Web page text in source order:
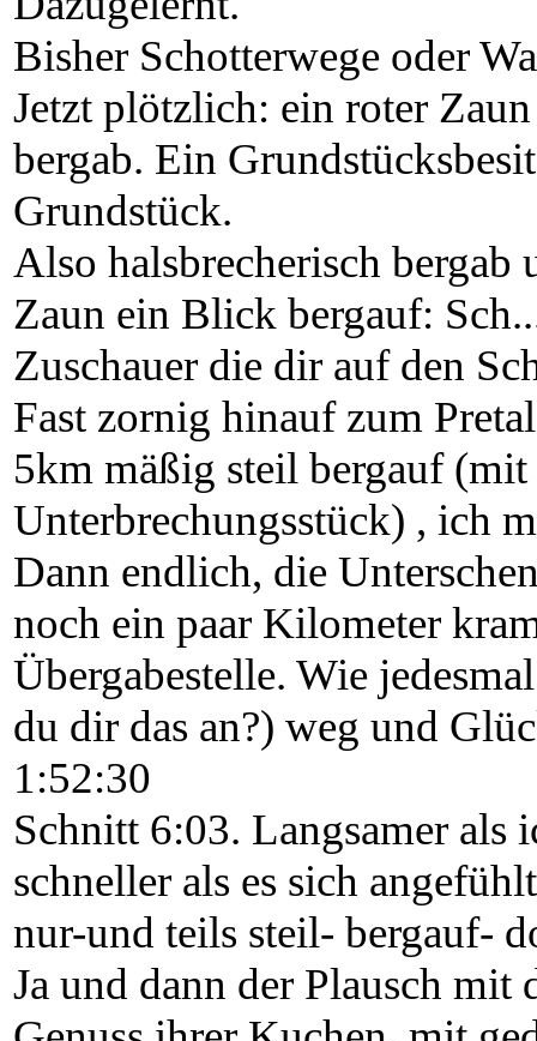
Bisher Schotterwege oder
Jetzt plötzlich: ein roter
bergab. Ein
Grundstück.
Also halsbrecherisch bergab
Zaun ein Blick bergauf:
Zuschauer die dir auf den
Fast zornig hinauf zum
5km mäßig steil bergauf
Unterbrechungsstück) , ich
Dann endlich, die
noch ein paar Kilometer
Übergabestelle. Wie
du dir das an?) weg und
1:52:30
Schnitt 6:03. Langsamer als
schneller als es sich
nur-und teils steil- bergauf-
Ja und dann der Plausch mit